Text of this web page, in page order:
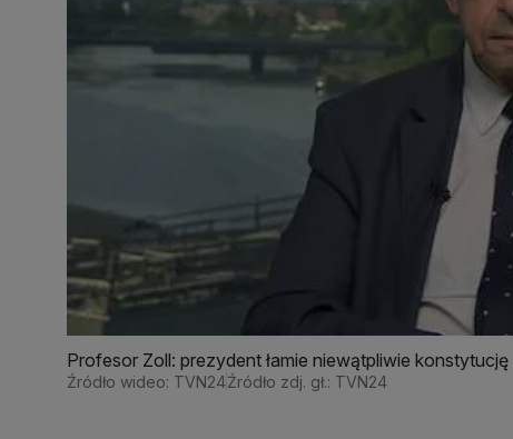
Profesor Zoll: prezydent łamie niewątpliwie konstytucję
Źródło wideo: TVN24Źródło zdj. gł.: TVN24